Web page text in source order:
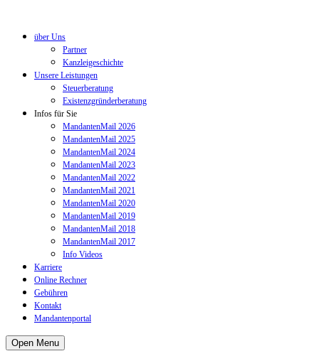
über Uns
Partner
Kanzleigeschichte
Unsere Leistungen
Steuerberatung
Existenzgründerberatung
Infos für Sie
MandantenMail 2026
MandantenMail 2025
MandantenMail 2024
MandantenMail 2023
MandantenMail 2022
MandantenMail 2021
MandantenMail 2020
MandantenMail 2019
MandantenMail 2018
MandantenMail 2017
Info Videos
Karriere
Online Rechner
Gebühren
Kontakt
Mandantenportal
Open Menu